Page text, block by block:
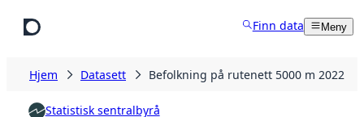
Finn data Meny
Hjem Datasett Befolkning på rutenett 5000 m 2022
Statistisk sentralbyrå